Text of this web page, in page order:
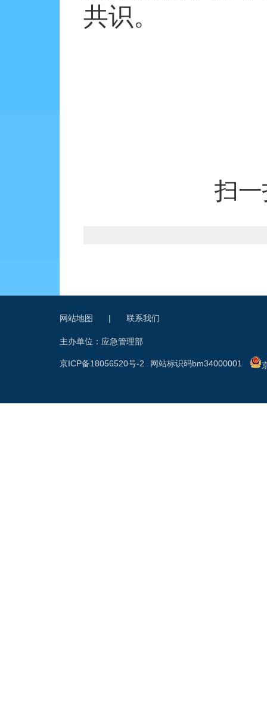
共识。
扫
网站地图 | 联系我们
主办单位：应急管理部
网站标识码bm34000001
京ICP备18056520号-2